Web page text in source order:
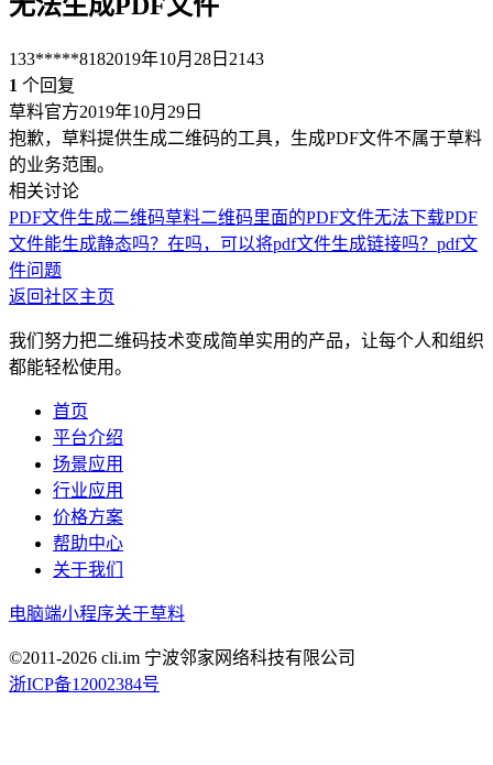
133*****8182019年10月28日 2143
1 个回复
草料官方2019年10月29日
抱歉，草料提供生成二维码的工具，生成PDF文件不属于草料
的业务范围。
相关讨论
PDF文件生成二维码草料二维码里面的PDF文件无法下载PDF
文件能生成静态吗？ 在吗，可以将pdf文件生成链接吗？ pdf文
件问题
返回社区主页
我们努力把二维码技术变成简单实用的产品，让每个人和组织
都能轻松使用。
首页
平台介绍
场景应用
行业应用
价格方案
帮助中心
关于我们
电脑端小程序关于草料
©2011-2026 cli.im 宁波邻家网络科技有限公司
浙ICP备12002384号